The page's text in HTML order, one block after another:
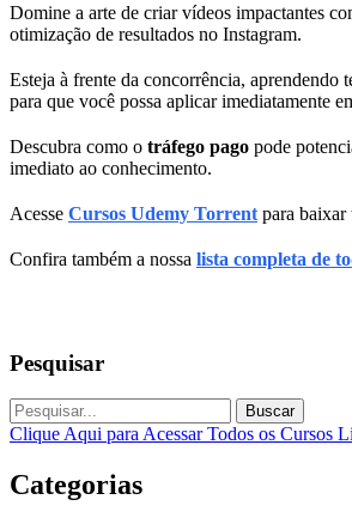
Domine a arte de criar vídeos impactantes
otimização de resultados no Instagram.
Esteja à frente da concorrência, aprendendo
para que você possa aplicar imediatamente
Descubra como o tráfego pago pode
imediato ao conhecimento.
Acesse Cursos Udemy Torrent para baixar
Confira também a nossa lista completa de
Pesquisar
Buscar
Clique Aqui para Acessar Todos os Cursos
Categorias